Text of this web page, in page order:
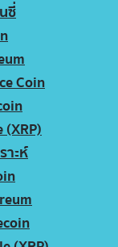
ซี่
Coin
(XRP)
าะห์